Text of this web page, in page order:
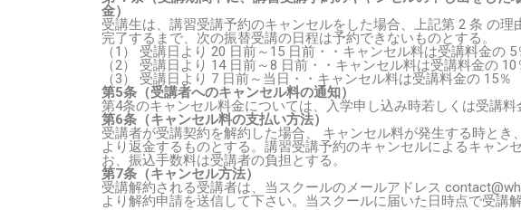
金）
受講生は、講習受講予約のキャンセルをした場合、上記第 2 条 の
完了するまで、次の振替受講の日程は予約できないものとする。
（1） 受講日より 20 日前～15 日前・・キャンセル料は受講料金の 5
（2） 受講日より 14 日前～8 日前・・キャンセル料は受講料金の 10
（3） 受講日より 7 日前～当日・・キャンセル料は受講料金の 15％
第5条（受講者へのキャンセル料の通知）
第4条のキャンセル料金については、入学申し込み時若しくは受講
第6条（キャンセル料の支払い方法）
受講者が受講契約を解約した場合、 キャンセル料が発生する時と
より返金するものとする。講習受講予約のキャンセルによるキャ
お、振込手数料は受講者の負担とする。
第7条（キャンセル方法）
受講解約される受講者は、当スクールのメールアドレス
より解約申請を送信して下さい。当スクールに届いた日時点で受講